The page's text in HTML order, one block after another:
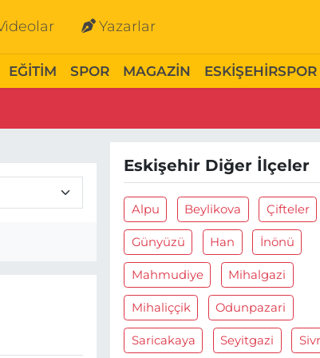
Yazarlar
EĞİTİM SPOR MAGAZİN ESKİŞEHİRSPOR
Eskişehir Diğer İlçeler
Alpu Beylikova Çifteler
Günyüzü Han İnönü
Mahmudiye Mihalgazi
Mihaliççik Odunpazari
Saricakaya Seyitgazi